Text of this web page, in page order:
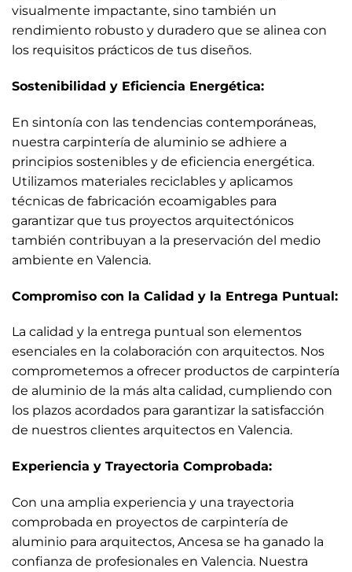
visualmente impactante, sino también un
rendimiento robusto y duradero que se alinea con
los requisitos prácticos de tus diseños.
Sostenibilidad y Eficiencia Energética:
En sintonía con las tendencias contemporáneas,
nuestra carpintería de aluminio se adhiere a
principios sostenibles y de eficiencia energética.
Utilizamos materiales reciclables y aplicamos
técnicas de fabricación ecoamigables para
garantizar que tus proyectos arquitectónicos
también contribuyan a la preservación del medio
ambiente en Valencia.
Compromiso con la Calidad y la Entrega Puntual:
La calidad y la entrega puntual son elementos
esenciales en la colaboración con arquitectos. Nos
comprometemos a ofrecer productos de carpintería
de aluminio de la más alta calidad, cumpliendo con
los plazos acordados para garantizar la satisfacción
de nuestros clientes arquitectos en Valencia.
Experiencia y Trayectoria Comprobada:
Con una amplia experiencia y una trayectoria
comprobada en proyectos de carpintería de
aluminio para arquitectos, Ancesa se ha ganado la
confianza de profesionales en Valencia. Nuestra